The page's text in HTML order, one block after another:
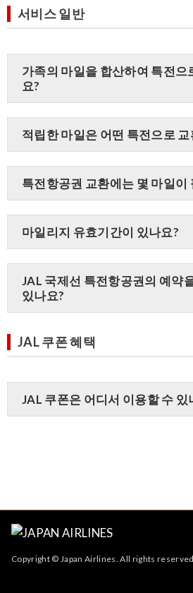
서비스 일반
가족의 마일을 합산하여 특전으
요?
적립한 마일은 어떤 특전으로
특전항공권 교환에는 몇 마일이
마일리지 유효기간이 있나요?
JAL 국제선 특전항공권의 예약
있나요?
JAL 쿠폰 혜택
JAL 쿠폰은 어디서 이용할 수 있
Copyright © Japan Airlines. All rights